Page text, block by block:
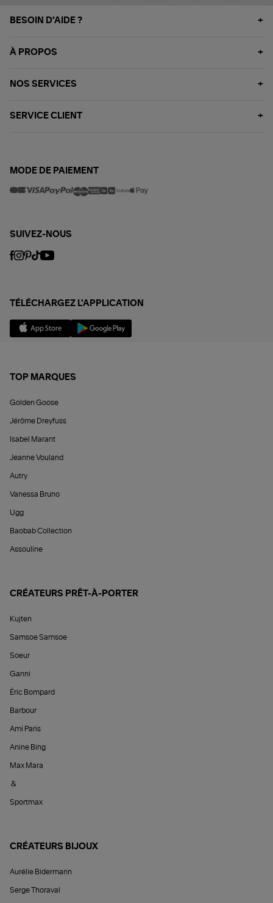
BESOIN D'AIDE ?
À PROPOS
NOS SERVICES
SERVICE CLIENT
MODE DE PAIEMENT
SUIVEZ-NOUS
TÉLÉCHARGEZ L'APPLICATION
TOP MARQUES
Golden Goose
Jérôme Dreyfuss
Isabel Marant
Jeanne Vouland
Autry
Vanessa Bruno
Ugg
Baobab Collection
Assouline
CRÉATEURS PRÊT-À-PORTER
Kujten
Samsoe Samsoe
Soeur
Ganni
Éric Bompard
Barbour
Ami Paris
Anine Bing
Max Mara
&
Sportmax
CRÉATEURS BIJOUX
Aurélie Bidermann
Serge Thoraval